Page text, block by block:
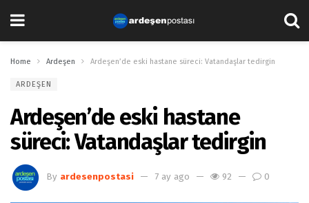
Home Ardeşen Ardeşen’de eski hastane süreci: Vatandaşlar tedirgin
ARDEŞEN
Ardeşen’de eski hastane
süreci: Vatandaşlar tedirgin
By ardesenpostasi 7 ay ago 92 0